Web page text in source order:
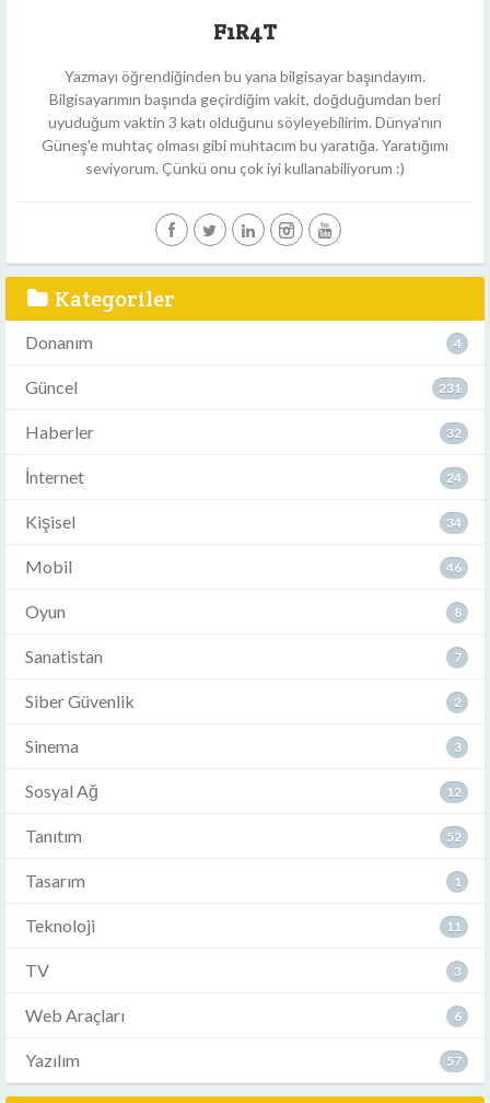
F1R4T
Yazmayı öğrendiğinden bu yana bilgisayar başındayım.
Bilgisayarımın başında geçirdiğim vakit, doğduğumdan beri
uyuduğum vaktin 3 katı olduğunu söyleyebilirim. Dünya'nın
Güneş'e muhtaç olması gibi muhtacım bu yaratığa. Yaratığımı
seviyorum. Çünkü onu çok iyi kullanabiliyorum :)
Kategoriler
Donanım 4
Güncel 231
Haberler 32
İnternet 24
Kişisel 34
Mobil 46
Oyun 8
Sanatistan 7
Siber Güvenlik 2
Sinema 3
Sosyal Ağ 12
Tanıtım 52
Tasarım 1
Teknoloji 11
TV 3
Web Araçları 6
Yazılım 57